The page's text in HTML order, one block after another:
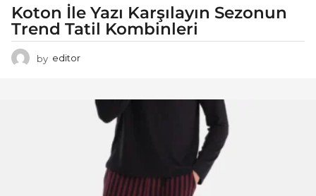
Koton İle Yazı Karşılayın Sezonun
Trend Tatil Kombinleri
by editor